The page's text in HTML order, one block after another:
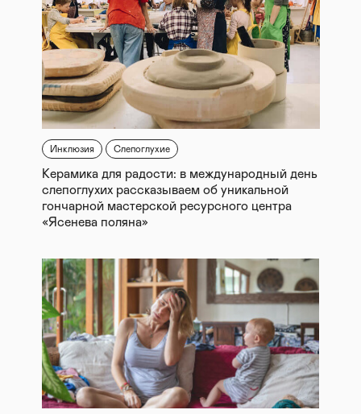
Инклюзия Слепоглухие
Керамика для радости: в международный день
слепоглухих рассказываем об уникальной
гончарной мастерской ресурсного центра
«Ясенева поляна»